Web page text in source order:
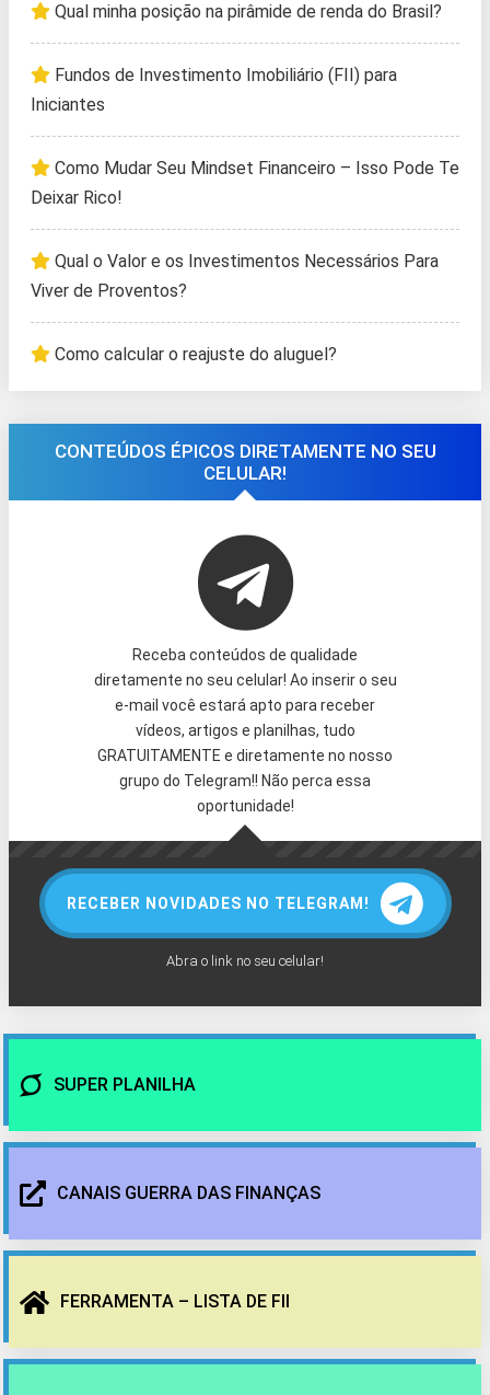
Qual minha posição na pirâmide de renda do Brasil?
Fundos de Investimento Imobiliário (FII) para
Iniciantes
Como Mudar Seu Mindset Financeiro – Isso Pode Te
Deixar Rico!
Qual o Valor e os Investimentos Necessários Para
Viver de Proventos?
Como calcular o reajuste do aluguel?
CONTEÚDOS ÉPICOS DIRETAMENTE NO SEU
CELULAR!
Receba conteúdos de qualidade
diretamente no seu celular! Ao inserir o seu
e-mail você estará apto para receber
vídeos, artigos e planilhas, tudo
GRATUITAMENTE e diretamente no nosso
grupo do Telegram!! Não perca essa
oportunidade!
RECEBER NOVIDADES NO TELEGRAM!
Abra o link no seu celular!
SUPER PLANILHA
CANAIS GUERRA DAS FINANÇAS
FERRAMENTA – LISTA DE FII